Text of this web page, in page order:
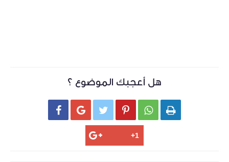
هل أعجبك الموضوع ؟
     